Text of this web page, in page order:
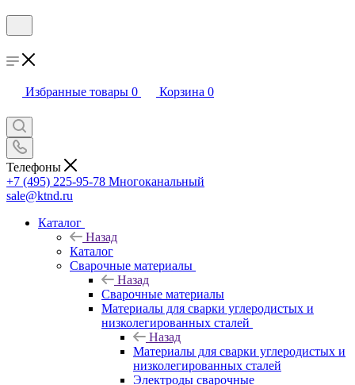
Избранные товары 0 Корзина 0
Телефоны
+7 (495) 225-95-78 Многоканальный
sale@ktnd.ru
Каталог
Назад
Каталог
Сварочные материалы
Назад
Сварочные материалы
Материалы для сварки углеродистых и
низколегированных сталей
Назад
Материалы для сварки углеродистых и
низколегированных сталей
Электроды сварочные